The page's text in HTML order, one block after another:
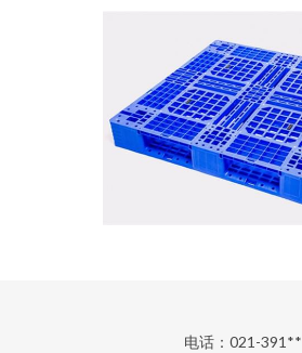
电话：021-391**